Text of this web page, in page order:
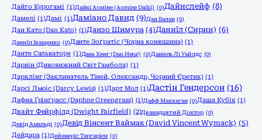
Дайго Курогамі (1)Дайкі Аоміне (Aomine Daiki) (0)Дайнслейф (8)
Дамелі (1)Дамі (1)Даміано Давид (9)Дан Балан (0)
Дан Като (Dan Katо) (1)Данзо Шимура (4)Даниїл (Сирин) (6)
Даниїл Іващенко (0)Данте Зоґратіс (Чорна конюшина) (1)
Данте Сальваторе (1)Дань Хенг (Dan Heng) (0)Даніель Лі Уайлдс (0)
Дарвін (Дивовижний Світ Гамбола) (1)
Дарклінг (Заклинатель Тіней, Олександр, Чорний Єретик) (1)
Дарсі Льюіс (Darcy Lewis) (1)Дарт Мол (1)Дастін Гендерсон (16)
Дафна Ґрінґрасс (Daphne Greengrass) (1)Дафф Маккаган (0)Даша Кубік (1)
Двайт Фейрфілд (Dwight Fairfield) (2)Дванадцятий Доктор (0)
Девід Амальді (0)Девід Вінсент Ваймак (David Vincent Wymack) (5)
Дейдара (1)Дейенеріс Таргарієн (0)